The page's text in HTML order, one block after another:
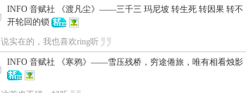
INFO 音赋社 《渡凡尘》——三千三 玛尼坡 转生死 转因果 转不
开轮回的锁
说实在的，我也喜欢ring听
INFO 音赋社 《寒鸦》——雪压残桥，穷途倦旅，唯有相看烛影